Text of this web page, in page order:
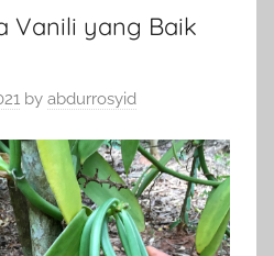
Vanili yang Baik
by abdurrosyid